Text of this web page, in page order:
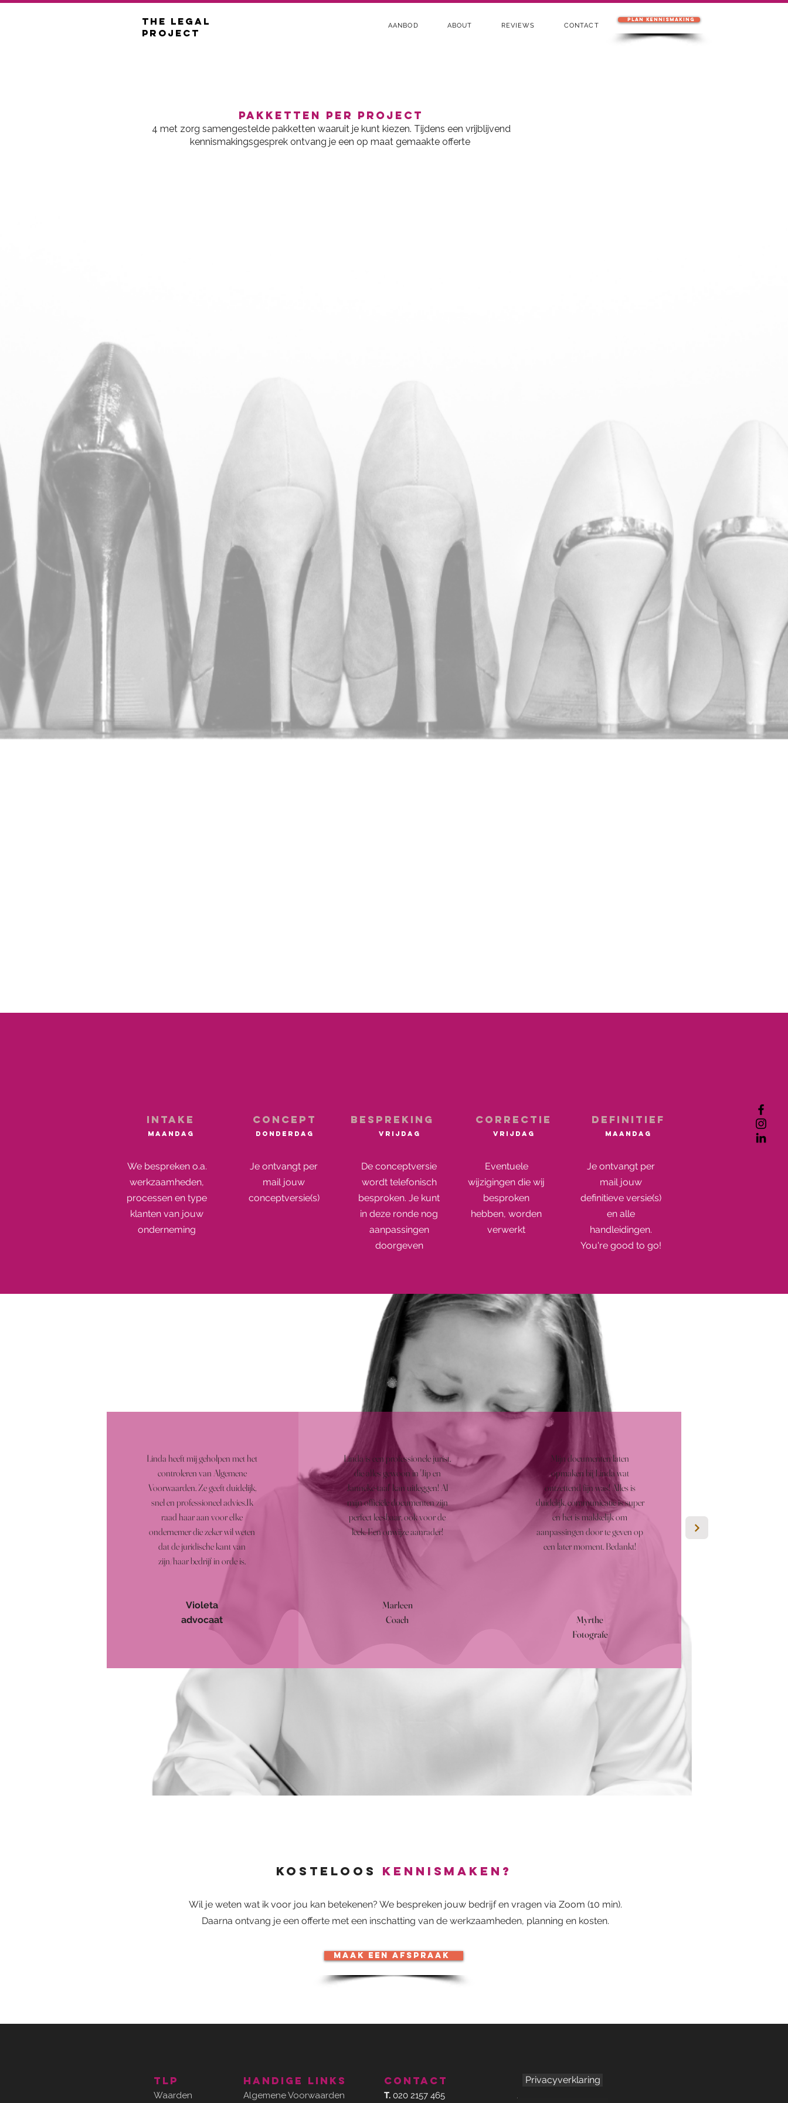
THE LEGAL
PROJECT
AANBOD ABOUT REVIEWS CONTACT
Plan kennismaking
pakketten per project
4 met zorg samengestelde pakketten waaruit je kunt kiezen. Tijdens een vrijblijvend
kennismakingsgesprek ontvang je een op maat gemaakte offerte
intake
maandag
We bespreken o.a.
werkzaamheden,
processen en type
klanten van jouw
onderneming
concept
donderdag
Je ontvangt per
mail jouw
conceptversie(s)
bespreking
vrijdag
De conceptversie
wordt telefonisch
besproken. Je kunt
in deze ronde nog
aanpassingen
doorgeven
correctie
vrijdag
Eventuele
wijzigingen die wij
besproken
hebben, worden
verwerkt
Definitief
maandag
Je ontvangt per
mail jouw
definitieve versie(s)
en alle
handleidingen.
You're good to go!
Linda heeft mij geholpen met het
controleren van Algemene
Voorwaarden. Ze geeft duidelijk,
snel en professioneel advies.Ik
raad haar aan voor elke
ondernemer die zeker wil weten
dat de juridische kant van
zijn/haar bedrijf in orde is.
Violeta
advocaat
Linda is een professionele jurist,
die alles gewoon in 'Jip en
Janneke-taal' kan uitleggen! Al
mijn officiële documenten zijn
perfect leesbaar, ook voor de
leek. Een onwijze aanrader!
Marleen
Coach
Mijn documenten laten
opmaken bij Linda wat
ontzettend fijn was! Alles is
duidelijk, communicatie is super
en het is makkelijk om
aanpassingen door te geven op
een later moment. Bedankt!
Myrthe
Fotografe
kosteloos kennismaken?
Wil je weten wat ik voor jou kan betekenen? We bespreken jouw bedrijf en vragen via Zoom (10 min).
Daarna ontvang je een offerte met een inschatting van de werkzaamheden, planning en kosten.
Maak een afspraak
TLP
Waarden
handige links
Algemene Voorwaarden
contact
T. 020 2157 465
Privacyverklaring